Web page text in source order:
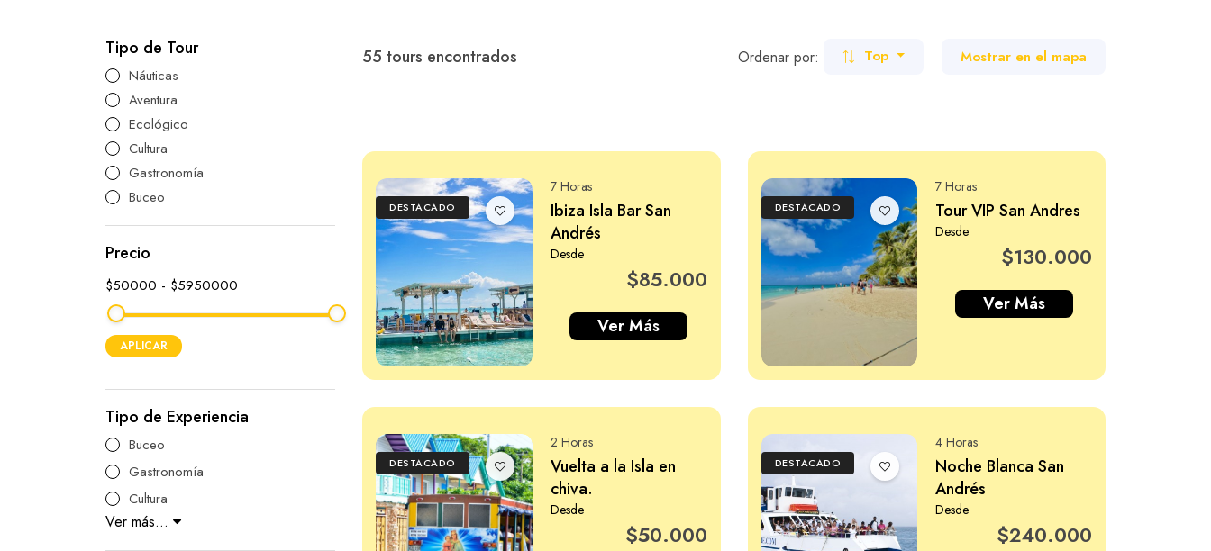
Aventura
Tipo de Tour
Náuticas
Aventura
Ecológico
Cultura
Gastronomía
Buceo
Precio
$50000 - $5950000
APLICAR
Tipo de Experiencia
Buceo
Gastronomía
Cultura
Ver más...
55 tours encontrados Ordenar por: Top Mostrar en el mapa
DESTACADO
7 Horas
Ibiza Isla Bar San
Andrés
Desde
$85.000
Ver Más
DESTACADO
7 Horas
Tour VIP San Andres
Desde
$130.000
Ver Más
DESTACADO
2 Horas
Vuelta a la Isla en
chiva.
Desde
$50.000
DESTACADO
4 Horas
Noche Blanca San
Andrés
Desde
$240.000